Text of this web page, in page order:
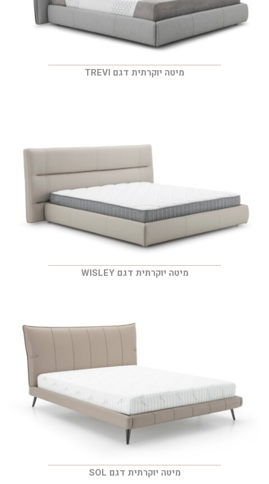
מיטה יוקרתית דגם TREVI
מיטה יוקרתית דגם WISLEY
מיטה יוקרתית דגם SOL